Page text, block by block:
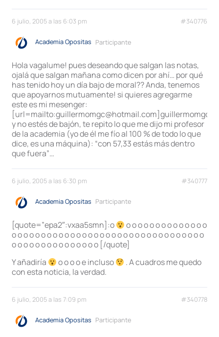
6 julio, 2005 a las 6:03 pm #340776
Academia Opositas Participante
Hola vagalume! pues deseando que salgan las notas,
ojalá que salgan mañana como dicen por ahí… por qué
has tenido hoy un día bajo de moral?? Anda, tenemos
que apoyarnos mutuamente! si quieres agregarme
este es mi mesenger:
y no estés de bajón, te repito lo que me dijo mi profesor
de la academia (yo de él me fío al 100 % de todo lo que
dice, es una máquina): “con 57,33 estás más dentro
que fuera”…
6 julio, 2005 a las 6:30 pm #340777
Academia Opositas Participante
[quote=”epa2″:vxaa5smn]:o
o o o o o o o o o o o o o o
o o o o o o o o o o o o o o o o o o o o o o o o o o o o o o o o o
o o o o o o o o o o o o o o o [/quote]
Y añadiría
o o o o e incluso
. A cuadros me quedo
con esta noticia, la verdad.
6 julio, 2005 a las 7:09 pm #340778
Academia Opositas Participante